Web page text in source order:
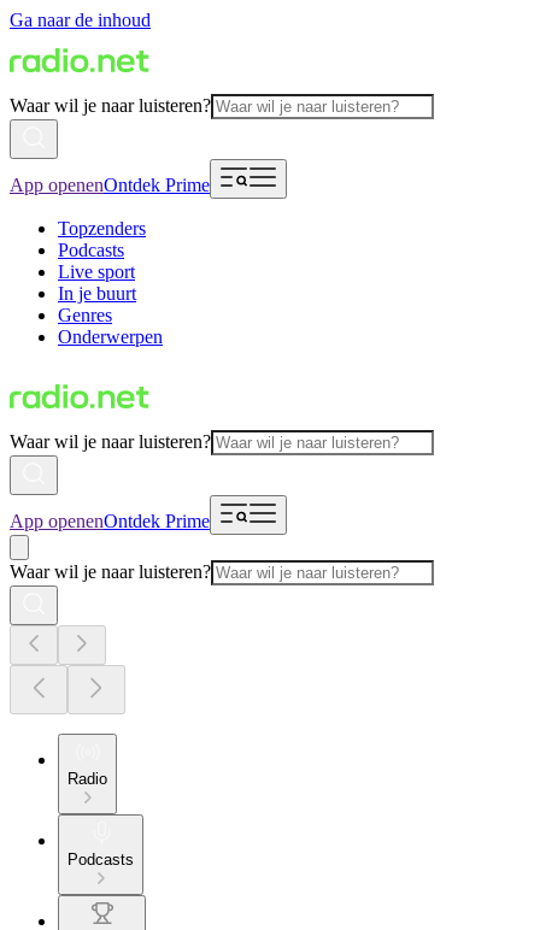
Ga naar de inhoud
Waar wil je naar luisteren?
App openenOntdek Prime
Topzenders
Podcasts
Live sport
In je buurt
Genres
Onderwerpen
Waar wil je naar luisteren?
App openenOntdek Prime
Waar wil je naar luisteren?
Radio
Podcasts